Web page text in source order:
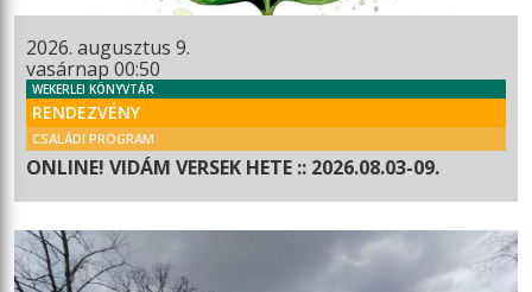
2026. augusztus 9.
vasárnap 00:50
WEKERLEI KÖNYVTÁR
RENDEZVÉNY
CSALÁDI PROGRAM
ONLINE! VIDÁM VERSEK HETE :: 2026.08.03-09.